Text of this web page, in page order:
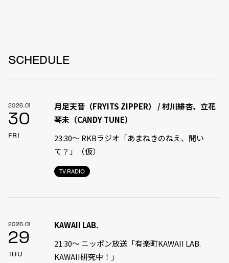
SCHEDULE
2026.01
30
FRI
TV.RADIO
月足天音（FRYITS ZIPPER） / 村川緋杏、立花
琴未（CANDY TUNE）
23:30〜 RKBラジオ「あまねきのねえ、聞い
て？」（仮）
2026.01
29
THU
KAWAII LAB.
21:30〜 ニッポン放送「有楽町KAWAII LAB.
KAWAII研究中！」